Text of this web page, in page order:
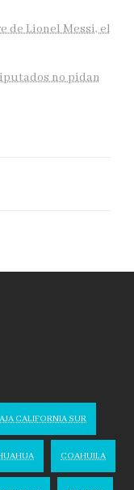
de Lionel Messi, el
no pidan
CALIFORNIA SUR
COAHUILA